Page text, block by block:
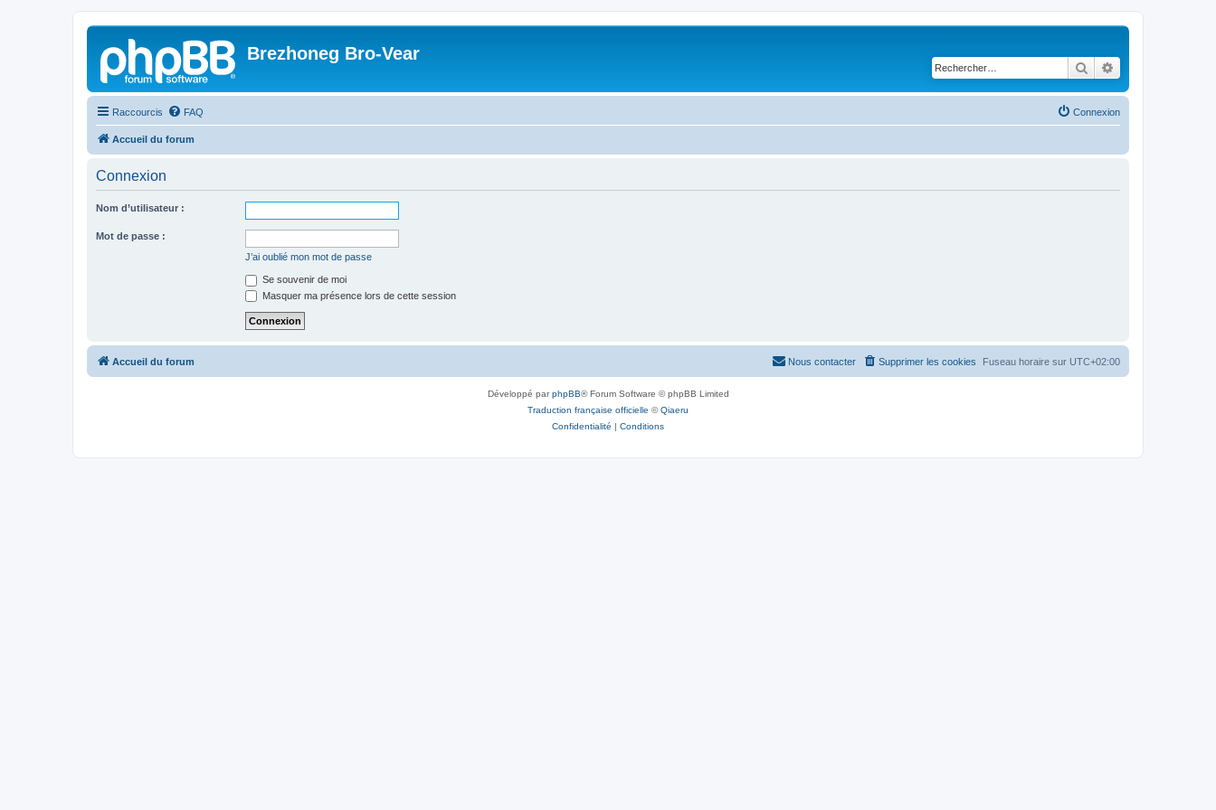
Brezhoneg Bro-Vear
Rechercher
Raccourcis FAQ Connexion
Accueil du forum
Connexion
Nom d’utilisateur :
Mot de passe :
J’ai oublié mon mot de passe
Se souvenir de moi
Masquer ma présence lors de cette session
Accueil du forum Fuseau horaire sur UTC+02:00
Supprimer les cookies
Nous contacter
Développé parphpBB® Forum Software © phpBB Limited
Traduction française officielle ©Qiaeru
Confidentialité | Conditions